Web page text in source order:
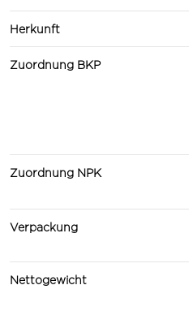
Herkunft
Zuordnung BKP
Zuordnung NPK
Verpackung
Nettogewicht